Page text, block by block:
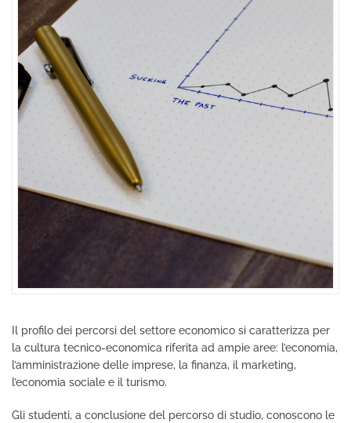
Il profilo dei percorsi del settore economico si caratterizza per
la cultura tecnico-economica riferita ad ampie aree: l’economia,
l’amministrazione delle imprese, la finanza, il marketing,
l’economia sociale e il turismo.
Gli studenti, a conclusione del percorso di studio, conoscono le